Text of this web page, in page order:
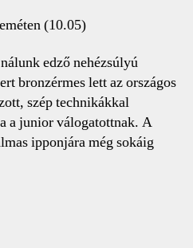
(10.05)
edző nehézsúlyú
bronzérmes lett az országos
szép technikákkal
a junior válogatottnak. A
ipponjára még sokáig